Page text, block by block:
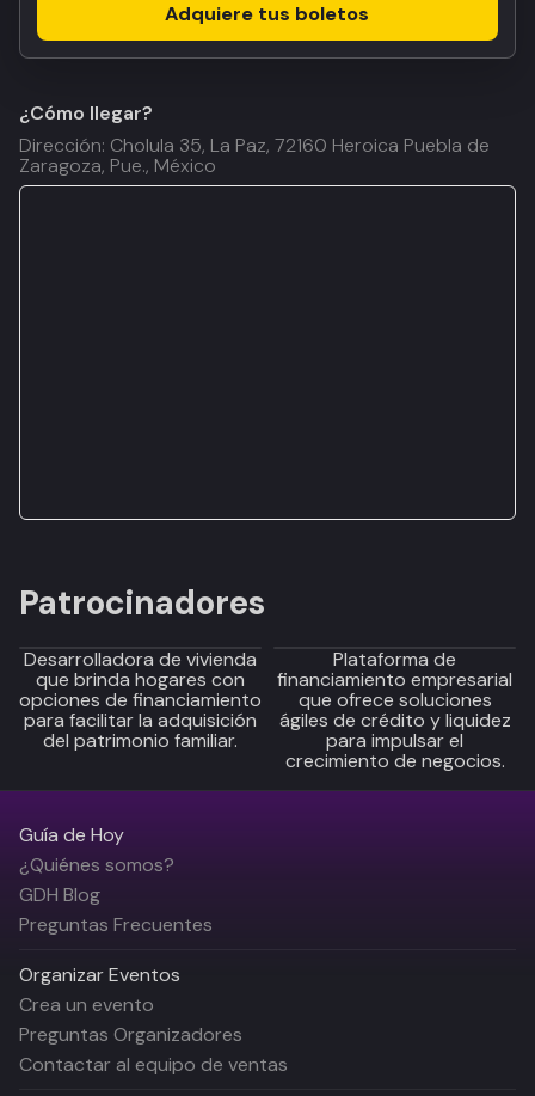
Adquiere tus boletos
¿Cómo llegar?
Dirección: Cholula 35, La Paz, 72160 Heroica Puebla de
Zaragoza, Pue., México
Patrocinadores
Desarrolladora de vivienda
que brinda hogares con
opciones de financiamiento
para facilitar la adquisición
del patrimonio familiar.
Plataforma de
financiamiento empresarial
que ofrece soluciones
ágiles de crédito y liquidez
para impulsar el
crecimiento de negocios.
Guía de Hoy
¿Quiénes somos?
GDH Blog
Preguntas Frecuentes
Organizar Eventos
Crea un evento
Preguntas Organizadores
Contactar al equipo de ventas